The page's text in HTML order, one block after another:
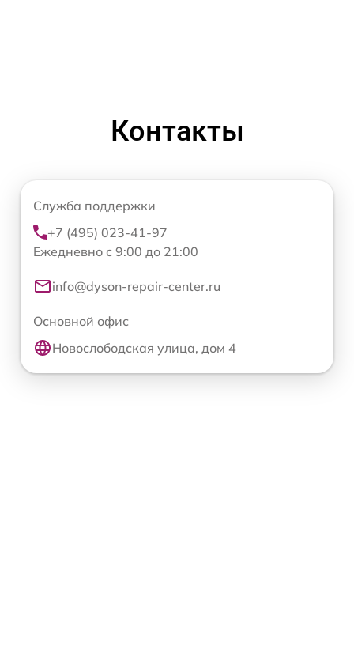
Контакты
Служба поддержки
+7 (495) 023-41-97
Ежедневно с 9:00 до 21:00
info@dyson-repair-center.ru
Основной офис
Новослободская улица, дом 4